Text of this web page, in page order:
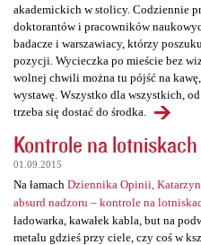
akademickich w stolicy. Codziennie
doktorantów i pracowników
badacze i warszawiacy, którzy
pozycji. Wycieczka po mieście bez
wolnej chwili można tu pójść na
wystawę. Wszystko dla wszystkich,
trzeba się dostać do środka.
Kontrole na
01.09.2015
Na łamach Dziennika Opinii,
absurd nadzoru – kontrole na
ładowarka, kawałek kabla, but na
metalu gdzieś przy ciele, czy coś w